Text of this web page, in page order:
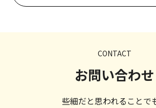
CONTACT
お問い合わせ
些細だと思われることで